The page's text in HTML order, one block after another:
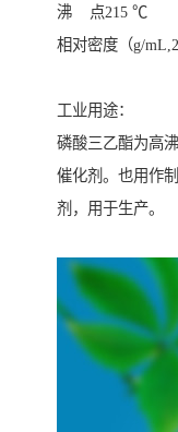
沸 点215 ℃
相对密度（g/
工业用途：
磷酸三乙酯为高
催化剂。也用作
剂，用于生产。